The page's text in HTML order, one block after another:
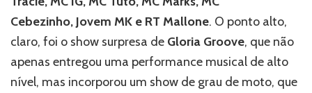
Cebezinho, Jovem MK e RT Mallone. O ponto alto,
claro, foi o show surpresa de Gloria Groove, que não
apenas entregou uma performance musical de alto
nível, mas incorporou um show de grau de moto, que